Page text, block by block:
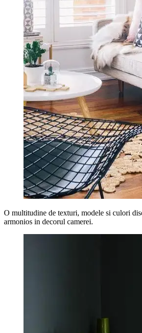
O multitudine de texturi, modele si culori
armonios in decorul camerei.